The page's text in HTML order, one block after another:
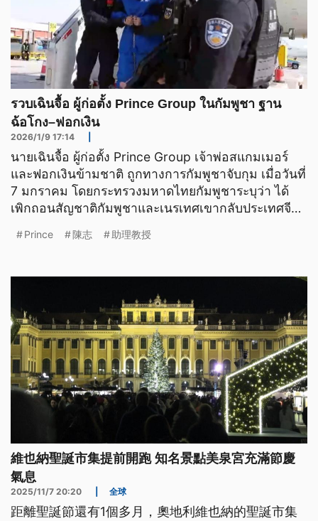
รวบเฉินจื้อ ผู้ก่อตั้ง Prince Group ในกัมพูชา ฐาน
ฉ้อโกง–ฟอกเงิน
2026/1/9 17:14
นายเฉินจื้อ ผู้ก่อตั้ง Prince Group เจ้าพ่อสแกมเมอร์
และฟอกเงินข้ามชาติ ถูกทางการกัมพูชาจับกุม เมื่อวันที่
7 มกราคม โดยกระทรวงมหาดไทยกัมพูชาระบุว่า ได้
เพิกถอนสัญชาติกัมพูชาและเนรเทศเขากลับประเทศจีน
Prince 陳志 助理教授
維也納聖誕市集提前開跑 知名景點美泉宮充滿節慶
氣息
2025/11/7 20:20 全球
距離聖誕節還有1個多月，奧地利維也納的聖誕市集